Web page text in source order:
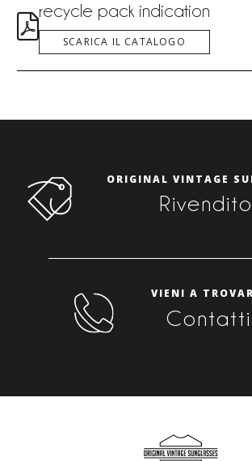
recycle pack indication
SCARICA IL CATALOGO
ORIGINAL VINTAGE
VIENI A
Contatti